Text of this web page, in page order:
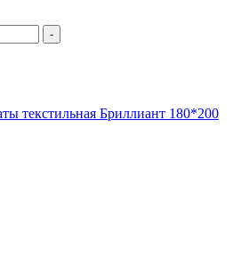
-
текстильная Бриллиант 180*200